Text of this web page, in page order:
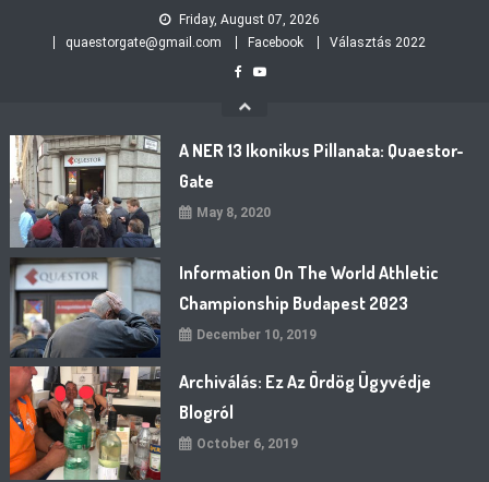
Friday, August 07, 2026
quaestorgate@gmail.com
Facebook Választás 2022
A NER 13 Ikonikus Pillanata: Quaestor-
Gate
May 8, 2020
Information On The World Athletic
Championship Budapest 2023
December 10, 2019
Archiválás: Ez Az Ördög Ügyvédje
Blogról
October 6, 2019